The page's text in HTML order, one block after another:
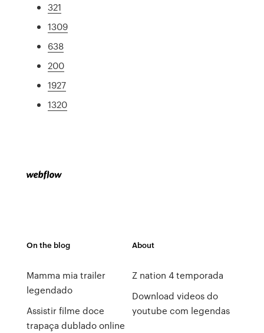
321
1309
638
200
1927
1320
On the blog
Mamma mia trailer
legendado
Assistir filme doce
trapaça dublado online
About
Z nation 4 temporada
Download videos do
youtube com legendas